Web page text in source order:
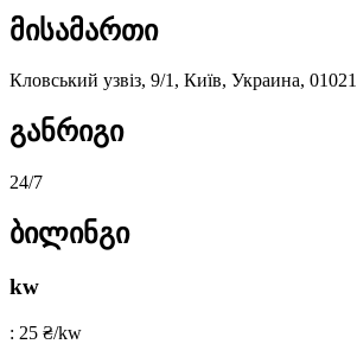
მისამართი
Кловський узвіз, 9/1, Київ, Украина, 01021
განრიგი
24/7
ბილინგი
kw
: 25 ₴/kw